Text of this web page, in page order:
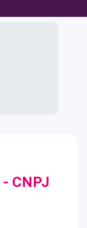
- CNPJ